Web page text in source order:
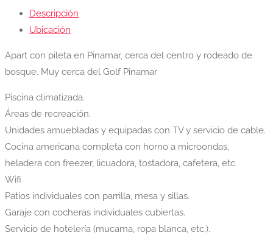
Descripción
Ubicación
Apart con pileta en Pinamar, cerca del centro y rodeado de
bosque. Muy cerca del Golf Pinamar
Piscina climatizada.
Áreas de recreación.
Unidades amuebladas y equipadas con TV y servicio de cable.
Cocina americana completa con horno a microondas,
heladera con freezer, licuadora, tostadora, cafetera, etc.
Wifi
Patios individuales con parrilla, mesa y sillas.
Garaje con cocheras individuales cubiertas.
Servicio de hotelería (mucama, ropa blanca, etc.).